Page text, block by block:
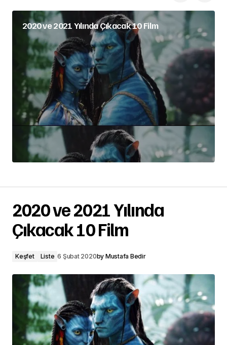
2020 ve 2021 Yılında Çıkacak 10 Film
2020 ve 2021 Yılında
Çıkacak 10 Film
Keşfet Liste 6 Şubat 2020by Mustafa Bedir